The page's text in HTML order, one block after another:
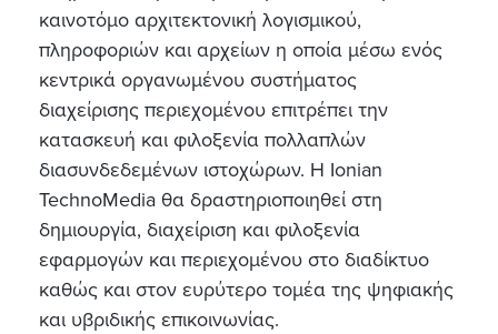
καινοτόμο αρχιτεκτονική λογισμικού,
πληροφοριών και αρχείων η οποία μέσω ενός
κεντρικά οργανωμένου συστήματος
διαχείρισης περιεχομένου επιτρέπει την
κατασκευή και φιλοξενία πολλαπλών
διασυνδεδεμένων ιστοχώρων. Η Ionian
TechnoMedia θα δραστηριοποιηθεί στη
δημιουργία, διαχείριση και φιλοξενία
εφαρμογών και περιεχομένου στο διαδίκτυο
καθώς και στον ευρύτερο τομέα της ψηφιακής
και υβριδικής επικοινωνίας.